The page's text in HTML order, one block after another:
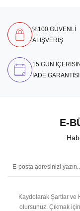
%100 GÜVENLİ
ALIŞVERİŞ
15 GÜN
İADE GARANTİSİ
E-
Kaydolarak Şartlar ve
olursunuz. Çıkmak